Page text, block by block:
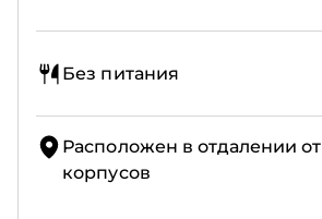
Без питания
Расположен в отдалении от
корпусов